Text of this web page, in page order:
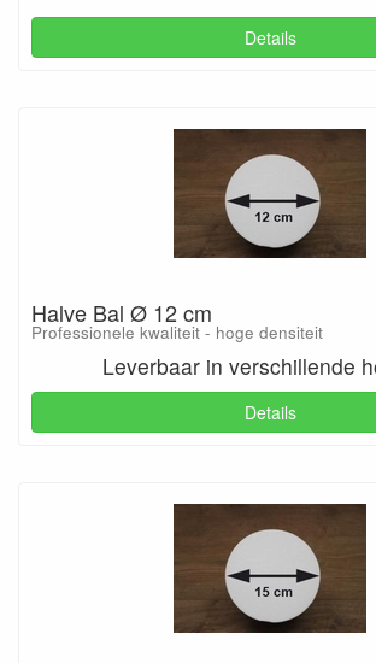
Details
Halve Bal Ø 12 cm
Professionele kwaliteit - hoge densiteit
Leverbaar in verschillende
Details